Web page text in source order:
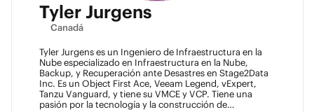
Tyler Jurgens
Canadá
Tyler Jurgens es un Ingeniero de Infraestructura en la
Nube especializado en Infraestructura en la Nube,
Backup, y Recuperación ante Desastres en Stage2Data
Inc. Es un Object First Ace, Veeam Legend, vExpert,
Tanzu Vanguard, y tiene su VMCE y VCP. Tiene una
pasión por la tecnología y la construcción de